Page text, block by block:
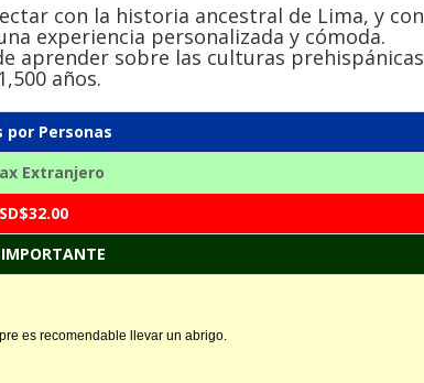
con la historia ancestral de Lima, y con
experiencia personalizada y cómoda.
aprender sobre las culturas prehispánicas
años.
por Personas
Extranjero
es recomendable llevar un abrigo.